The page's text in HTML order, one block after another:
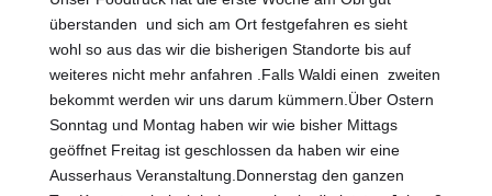
überstanden und sich am Ort festgefahren es sieht
wohl so aus das wir die bisherigen Standorte bis auf
weiteres nicht mehr anfahren .Falls Waldi einen zweiten
bekommt werden wir uns darum kümmern.Über Ostern
Sonntag und Montag haben wir wie bisher Mittags
geöffnet Freitag ist geschlossen da haben wir eine
Ausserhaus Veranstaltung.Donnerstag den ganzen